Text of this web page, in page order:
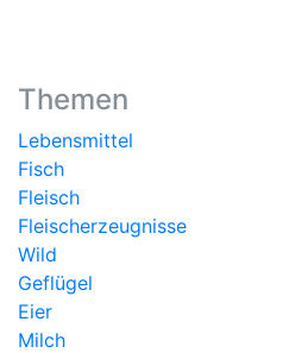
Themen
Lebensmittel
Fisch
Fleisch
Fleischerzeugnisse
Wild
Geflügel
Eier
Milch